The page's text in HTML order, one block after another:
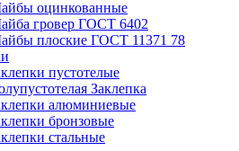
оцинкованные
гровер ГОСТ 6402
плоские ГОСТ 11371 78
пустотелые
Заклепка
алюминиевые
бронзовые
стальные